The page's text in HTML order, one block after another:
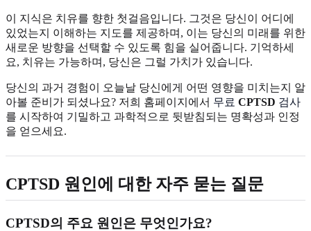
이 지식은 치유를 향한 첫걸음입니다. 그것은 당신이 어디에
있었는지 이해하는 지도를 제공하며, 이는 당신의 미래를 위한
새로운 방향을 선택할 수 있도록 힘을 실어줍니다. 기억하세
요, 치유는 가능하며, 당신은 그럴 가치가 있습니다.
당신의 과거 경험이 오늘날 당신에게 어떤 영향을 미치는지 알
아볼 준비가 되셨나요? 저희 홈페이지에서 무료 CPTSD 검사
를 시작하여 기밀하고 과학적으로 뒷받침되는 명확성과 인정
을 얻으세요.
CPTSD 원인에 대한 자주 묻는 질문
CPTSD의 주요 원인은 무엇인가요?